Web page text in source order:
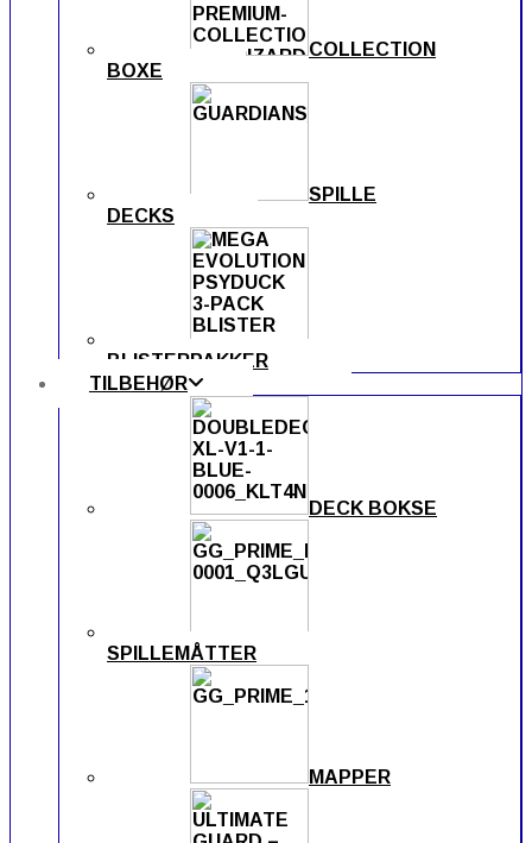
COLLECTION
BOXE
SPILLE
DECKS
BLISTERPAKKER
TILBEHØR
DECK BOKSE
SPILLEMÅTTER
MAPPER